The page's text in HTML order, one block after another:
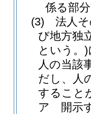
係る部分
(3)
法人
び地方独
という。)
人の当該
だし、人
すること
ア
開示